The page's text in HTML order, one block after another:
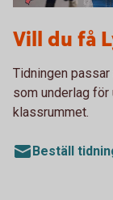
Vill du få
Tidningen
som underlag
klassrummet.
Beställ